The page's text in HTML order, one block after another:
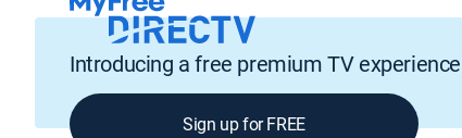
Introducing a free premium TV experience
Sign up for FREE